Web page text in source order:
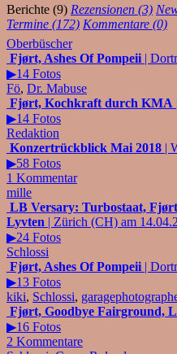
Berichte (9) Rezensionen (3)
Termine (172) Kommentare (0)
Oberbüscher
Fjørt, Ashes Of Pompeii |
▶14 Fotos
Fö, Dr. Mabuse
Fjørt, Kochkraft durch KMA
▶14 Fotos
Redaktion
Konzertrückblick Mai 2018 |
▶58 Fotos
1 Kommentar
mille
LB Versary: Turbostaat,
Lyvten | Zürich (CH) am
▶24 Fotos
Schlossi
Fjørt, Ashes Of Pompeii |
▶13 Fotos
kiki, Schlossi,
Fjørt, Goodbye Fairground,
▶16 Fotos
2 Kommentare